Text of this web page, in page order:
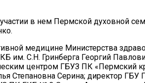
в нем Пермской духовной
медицине Министерства
С.Н. Гринберга Георгий
центром ГБУЗ ПК «Пермский
Степановна Серина; директор